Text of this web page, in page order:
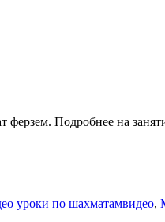
ферзем. Подробнее на
уроки по шахматамвидео,